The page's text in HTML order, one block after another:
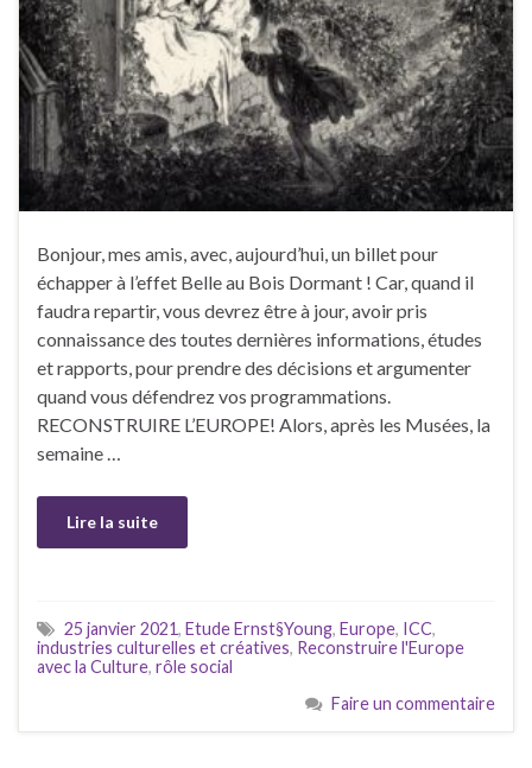
Bonjour, mes amis, avec, aujourd’hui, un billet pour
échapper à l’effet Belle au Bois Dormant ! Car, quand il
faudra repartir, vous devrez être à jour, avoir pris
connaissance des toutes dernières informations, études
et rapports, pour prendre des décisions et argumenter
quand vous défendrez vos programmations.
RECONSTRUIRE L’EUROPE! Alors, après les Musées, la
semaine …
Lire la suite
25 janvier 2021, Etude Ernst§Young, Europe, ICC,
industries culturelles et créatives, Reconstruire l'Europe
avec la Culture, rôle social
Faire un commentaire